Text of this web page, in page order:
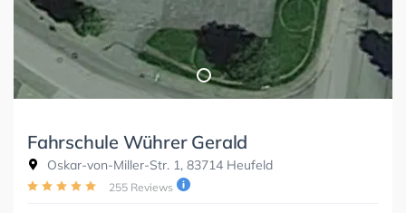
Fahrschule Wührer Gerald
Oskar-von-Miller-Str. 1, 83714 Heufeld
255 Reviews